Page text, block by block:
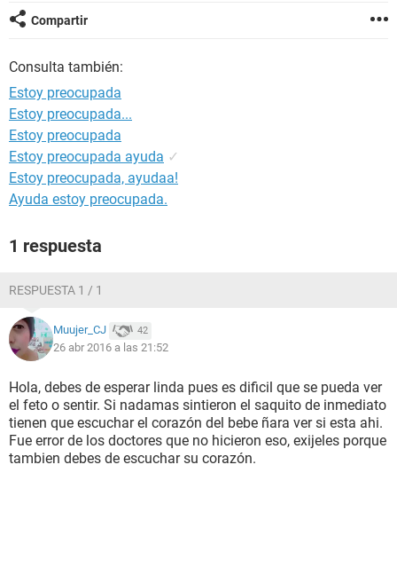
Compartir
Consulta también:
Estoy preocupada
Estoy preocupada...
Estoy preocupada
Estoy preocupada ayuda ✓
Estoy preocupada, ayudaa!
Ayuda estoy preocupada.
1 respuesta
RESPUESTA 1 / 1
Muujer_CJ 42
26 abr 2016 a las 21:52
Hola, debes de esperar linda pues es dificil que se pueda ver
el feto o sentir. Si nadamas sintieron el saquito de inmediato
tienen que escuchar el corazón del bebe ñara ver si esta ahi.
Fue error de los doctores que no hicieron eso, exijeles porque
tambien debes de escuchar su corazón.